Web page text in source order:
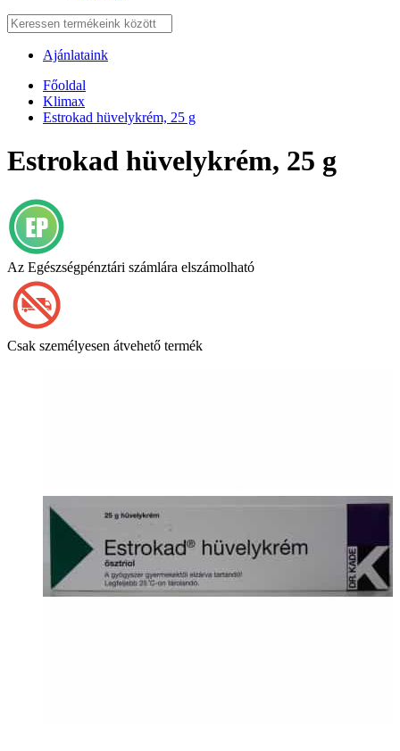
Ajánlataink
Főoldal
Klimax
Estrokad hüvelykrém, 25 g
Estrokad hüvelykrém, 25 g
Az Egészségpénztári számlára elszámolható
Csak személyesen átvehető termék